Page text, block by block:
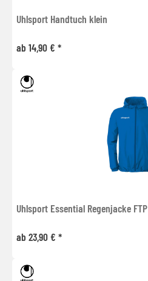
Uhlsport Handtuch klein
ab 14,90 € *
Uhlsport Essential Regenjacke FTP
ab 23,90 € *